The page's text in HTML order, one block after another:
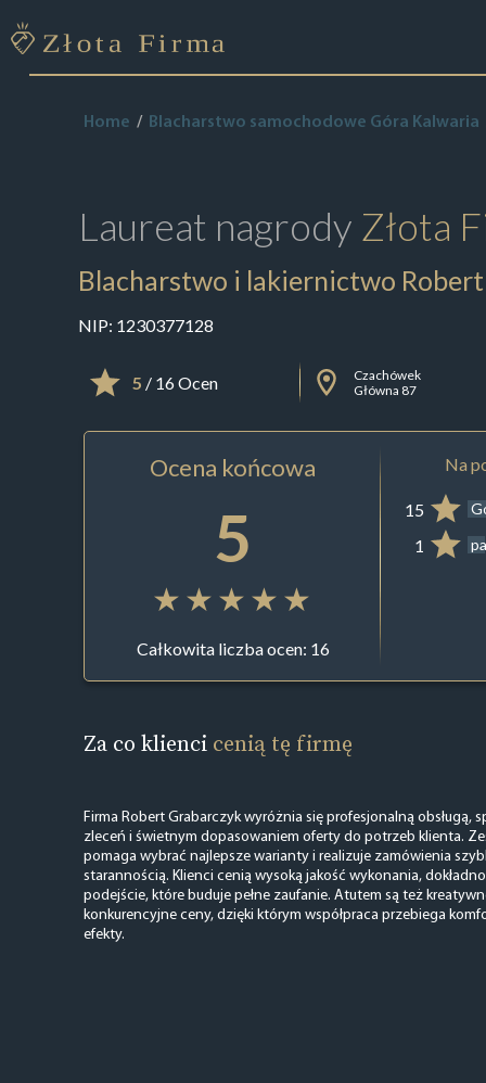
Home Blacharstwo samochodowe Góra Kalwaria
Laureat nagrody Złota
Blacharstwo i lakiernictwo
NIP: 1230377128
5 / 16 Ocen
Czachówek
Główna 87
Ocena końcowa
5
Całkowita liczba ocen: 16
Na
15
1
Za co klienci cenią tę firmę
Firma Robert Grabarczyk wyróżnia się profesjonalną obsługą,
zleceń i świetnym dopasowaniem oferty do potrzeb klienta.
pomaga wybrać najlepsze warianty i realizuje zamówienia
starannością. Klienci cenią wysoką jakość wykonania,
podejście, które buduje pełne zaufanie. Atutem są też
konkurencyjne ceny, dzięki którym współpraca przebiega
efekty.